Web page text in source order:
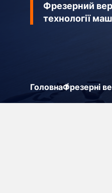
Фрезерний
технології
ГоловнаФрезерні